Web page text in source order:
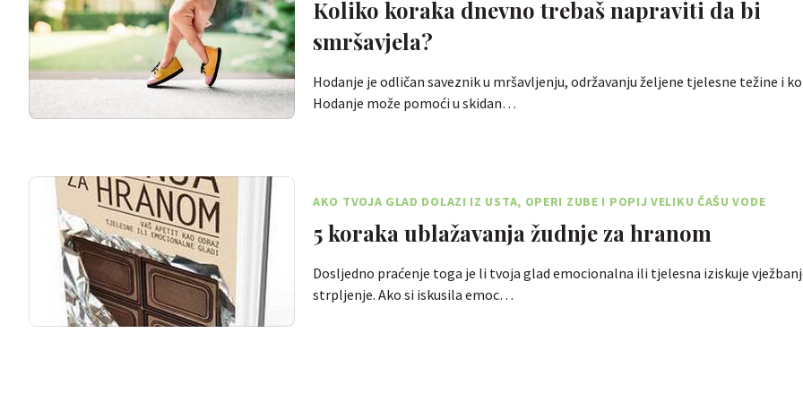
Koliko koraka dnevno trebaš napraviti da bi
smršavjela?
Hodanje je odličan saveznik u mršavljenju, održavanju željene tjelesne težine i
Hodanje može pomoći u skidan…
AKO TVOJA GLAD DOLAZI IZ USTA, OPERI ZUBE I POPIJ VELIKU ČAŠU VODE
5 koraka ublažavanja žudnje za hranom
Dosljedno praćenje toga je li tvoja glad emocionalna ili tjelesna iziskuje
strpljenje. Ako si iskusila emoc…